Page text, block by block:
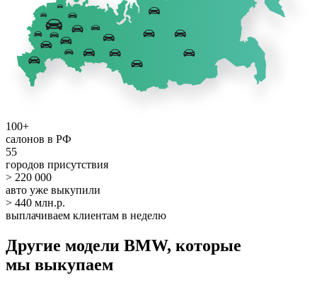
100+
салонов в РФ
55
городов присутствия
> 220 000
авто уже выкупили
> 440 млн.р.
выплачиваем клиентам в неделю
Другие модели BMW, которые
мы выкупаем